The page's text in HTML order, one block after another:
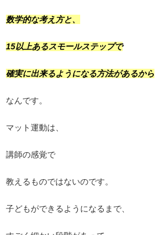
数学的な考え方と、
15以上あるスモールステップで
確実に出来るようになる方法があるから
なんです。
マット運動は、
講師の感覚で
教えるものではないのです。
子どもができるようになるまで、